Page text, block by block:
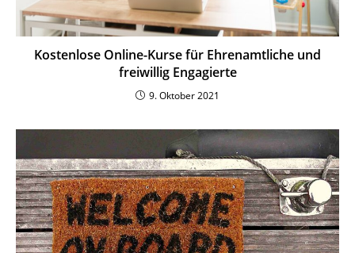
Kostenlose Online-Kurse für Ehren­amt­liche und
frei­willig Engagierte
9. Oktober 2021